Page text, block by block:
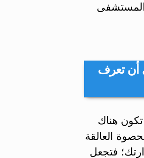
المستشفى
أن تعرف
هناك
العالقة
فتجعل